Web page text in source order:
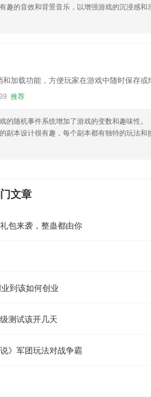
趣的音效和背景音乐，以增强游戏的沉浸感和
加载功能，方便玩家在游戏中随时保存或
推荐
的随机事件系统增加了游戏的变数和趣味性。
副本设计很有趣，每个副本都有独特的玩法和
文章
包来袭，整蛊都由你
到该如何创业
测试该开几天
》军团玩法对战争霸